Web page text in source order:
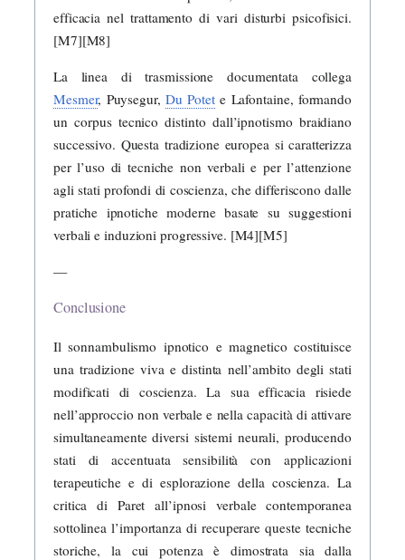
efficacia nel trattamento di vari disturbi psicofisici.
[M7][M8]
La linea di trasmissione documentata collega
Mesmer, Puysegur,Du Potete Lafontaine, formando
un corpus tecnico distinto dall’ipnotismo braidiano
successivo. Questa tradizione europea si caratterizza
per l’uso di tecniche non verbali e per l’attenzione
agli stati profondi di coscienza, che differiscono dalle
pratiche ipnotiche moderne basate su suggestioni
verbali e induzioni progressive. [M4][M5]
—
Conclusione
Il sonnambulismo ipnotico e magnetico costituisce
una tradizione viva e distinta nell’ambito degli stati
modificati di coscienza. La sua efficacia risiede
nell’approccio non verbale e nella capacità di attivare
simultaneamente diversi sistemi neurali, producendo
stati di accentuata sensibilità con applicazioni
terapeutiche e di esplorazione della coscienza. La
critica di Paret all’ipnosi verbale contemporanea
sottolinea l’importanza di recuperare queste tecniche
storiche, la cui potenza è dimostrata sia dalla